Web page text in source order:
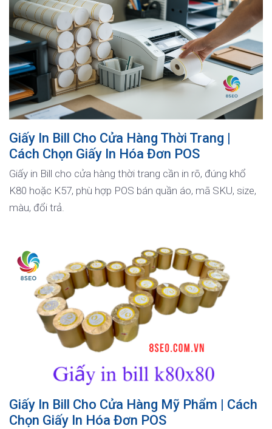
Giấy In Bill Cho Cửa Hàng Thời Trang |
Cách Chọn Giấy In Hóa Đơn POS
Giấy in Bill cho cửa hàng thời trang cần in rõ, đúng khổ
K80 hoặc K57, phù hợp POS bán quần áo, mã SKU, size,
màu, đổi trả.
Giấy In Bill Cho Cửa Hàng Mỹ Phẩm | Cách
Chọn Giấy In Hóa Đơn POS